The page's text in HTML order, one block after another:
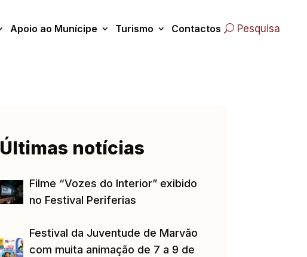
Apoio ao Munícipe Turismo Contactos Pesquisa
Últimas notícias
Filme “Vozes do Interior” exibido
no Festival Periferias
Festival da Juventude de Marvão
com muita animação de 7 a 9 de